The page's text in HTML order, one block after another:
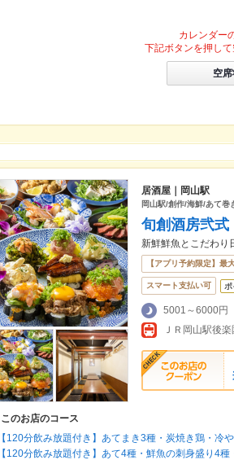
カレンダー
下記ボタンを押して
空
居酒屋｜岡山駅
岡山駅/創作/海鮮/あて
旬創酒房弐式
新鮮鮮魚とこだわり
【アプリ予約限定】最
スマート支払い可
5001～6000円
ＪＲ岡山駅後
このお店のコース
【120分飲み放題付き】あてまき3種・炭焼き鶏・冷
【120分飲み放題付き】あて4種・鮮魚の刺身盛り4